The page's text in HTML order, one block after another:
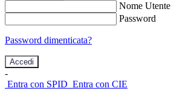
Nome Utente
Password
Password dimenticata?
-
Entra con SPID Entra con CIE